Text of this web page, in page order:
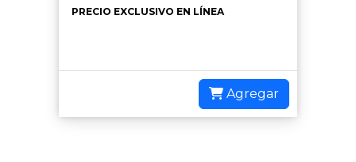
PRECIO EXCLUSIVO EN LÍNEA
Agregar